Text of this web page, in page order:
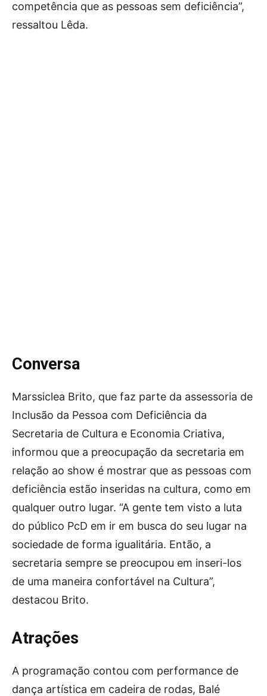
competência que as pessoas sem deficiência”,
ressaltou Lêda.
Conversa
Marssiclea Brito, que faz parte da assessoria de
Inclusão da Pessoa com Deficiência da
Secretaria de Cultura e Economia Criativa,
informou que a preocupação da secretaria em
relação ao show é mostrar que as pessoas com
deficiência estão inseridas na cultura, como em
qualquer outro lugar. “A gente tem visto a luta
do público PcD em ir em busca do seu lugar na
sociedade de forma igualitária. Então, a
secretaria sempre se preocupou em inseri-los
de uma maneira confortável na Cultura”,
destacou Brito.
Atrações
A programação contou com performance de
dança artística em cadeira de rodas, Balé